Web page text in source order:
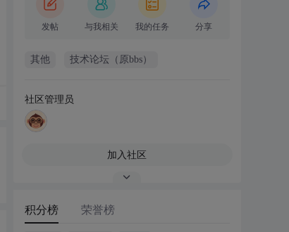
发帖 与我相关 我的任务 分享
其他 技术论坛（原bbs）
社区管理员
加入社区
积分榜 荣誉榜